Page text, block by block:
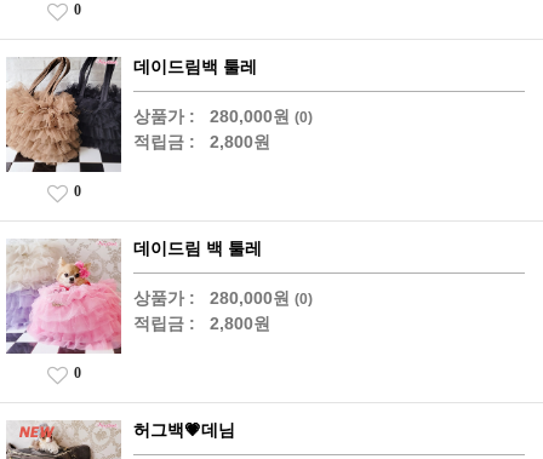
0
데이드림백 툴레
상품가 : 280,000원 (0)
적립금 : 2,800원
0
데이드림 백 툴레
상품가 : 280,000원 (0)
적립금 : 2,800원
0
허그백💗데님